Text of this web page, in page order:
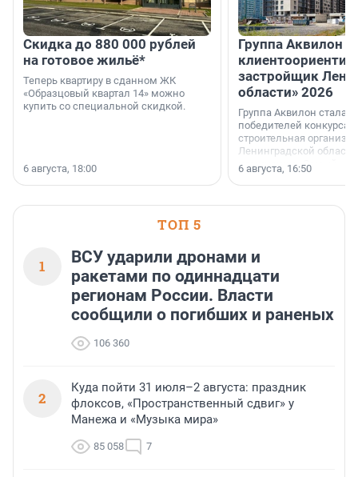
Скидка до 880 000 рублей
на готовое жильё*
Теперь квартиру в сданном ЖК
«Образцовый квартал 14» можно
купить со специальной скидкой.
6 августа, 18:00
Группа Аквилон
застройщик
области» 2026
Группа Аквилон стала
победителей конкурса
строительная
Ленинградской области
номинации «Самый
застройщик
области».
6 августа, 16:50
ТОП 5
1
ВСУ ударили дронами и
ракетами по одиннадцати
регионам России. Власти
сообщили о погибших и раненых
106 360
2
Куда пойти 31 июля–2 августа: праздник
флоксов, «Пространственный сдвиг» у
Манежа и «Музыка мира»
85 058 7